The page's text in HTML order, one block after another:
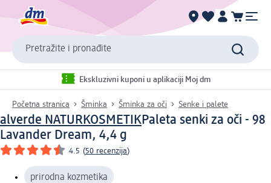
Pretražite i pronađite
Ekskluzivni kuponi u aplikaciji Moj dm
Početna stranica Šminka Šminka za oči Senke i palete
alverde NATURKOSMETIKPaleta senki za oči - 98
Lavander Dream, 4,4 g
4.5 (50 recenzija)
prirodna kozmetika